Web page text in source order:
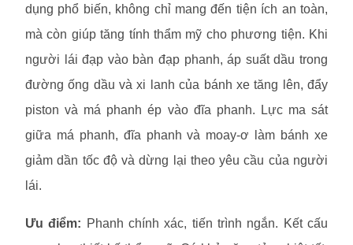
dụng phổ biến, không chỉ mang đến tiện ích an toàn,
mà còn giúp tăng tính thẩm mỹ cho phương tiện. Khi
người lái đạp vào bàn đạp phanh, áp suất dầu trong
đường ống dầu và xi lanh của bánh xe tăng lên, đẩy
piston và má phanh ép vào đĩa phanh. Lực ma sát
giữa má phanh, đĩa phanh và moay-ơ làm bánh xe
giảm dần tốc độ và dừng lại theo yêu cầu của người
lái.
Ưu điểm: Phanh chính xác, tiến trình ngắn. Kết cấu